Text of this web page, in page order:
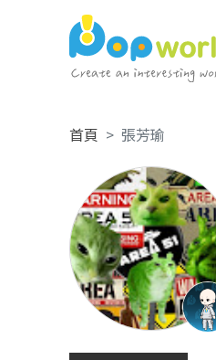
首頁 張芳瑜